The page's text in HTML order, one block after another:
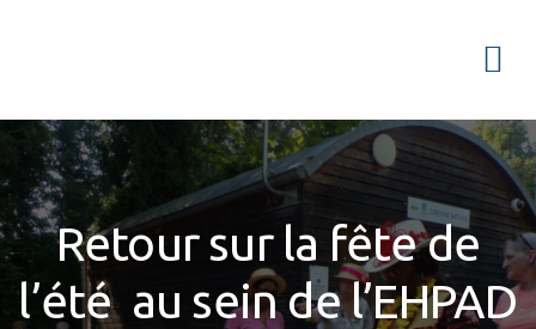
navigation
principale
principal
barre
latérale
principale
Retour sur la fête de
l’été au sein de l’EHPAD